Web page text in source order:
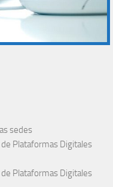
sedes
Plataformas Digitales
Plataformas Digitales